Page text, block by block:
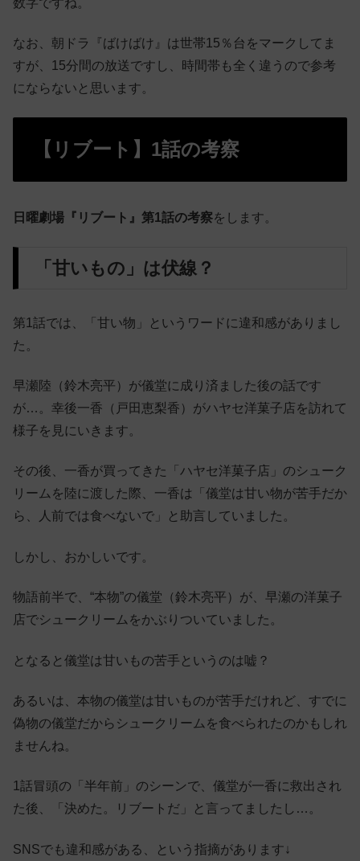
なお、朝ドラ『ばけばけ』は世帯15％台をマークしてま
すが、15分間の放送ですし、時間帯も全く違うので参考
にならないと思います。
【リブート】1話の考察
日曜劇場『リブート』第1話の考察をします。
「甘いもの」は伏線？
第1話では、「甘い物」というワードに違和感がありまし
た。
早瀬陸（鈴木亮平）が儀堂に成り済ました後の話です
が…。幸後一香（戸田恵梨香）がハヤセ洋菓子店を訪れて
様子を見にいきます。
その後、一香が買ってきた「ハヤセ洋菓子店」のシューク
リームを陸に渡した際、一香は「儀堂は甘い物が苦手だか
ら、人前では食べないで」と助言していました。
しかし、おかしいです。
物語前半で、“本物”の儀堂（鈴木亮平）が、早瀬の洋菓子
店でシュークリームをかぶりついていました。
となると儀堂は甘いもの苦手というのは嘘？
あるいは、本物の儀堂は甘いものが苦手だけれど、すでに
偽物の儀堂だからシュークリームを食べられたのかもしれ
ませんね。
1話冒頭の「半年前」のシーンで、儀堂が一香に救出され
た後、「決めた。リブートだ」と言ってましたし…。
SNSでも違和感がある、という指摘があります↓